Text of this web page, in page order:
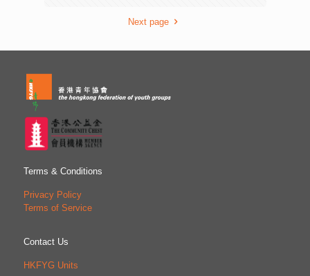
協作（簡稱全、數、人、創、變、通）進行更多方面服務研
重均衡及全方位發展，輔以線上線下雙軌學習模式，方可提
升成效。 香港青年協會於6月26至28日一連三天，首次舉
辦「未來技能博覽」，透過現場及網上參與活動，藉此鼓勵
日）的焦點項目包括「青少年媒體抗逆力研討會」、「疫情
時代與STEM教育前瞻」分享會，以及多場與「未來技能」
相關的體驗活動等。 香港中文大學新聞與傳媒學院朱順慈
Whizoo網絡主播張家希（Jon Jon Jonathan），以及青協
uTouch網上青年外展服務社工朱香雄分享應用數碼科技的經
驗，鼓勵各界協助青年培養數碼素質，讓他們懂得處理情
港電腦教育學會副主席朱嘉添、天水圍循道衛理小學蔡慶苓
High School校長 Dr. AA Andrianatos則探討疫情對未來教育
Next page
Terms & Conditions
Privacy Policy
Terms of Service
Contact Us
HKFYG Units